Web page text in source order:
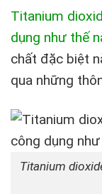
Titanium
dụng như thế
chất đặc biệt
qua những
Titanium